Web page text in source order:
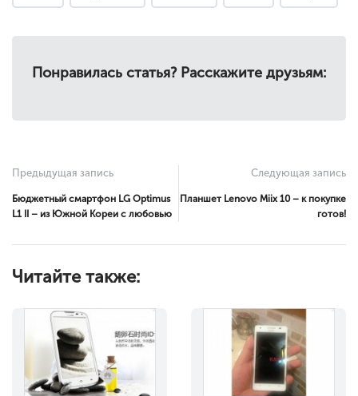
Понравилась статья? Расскажите друзьям:
Предыдущая запись
Бюджетный смартфон LG Optimus
L1 II – из Южной Кореи с любовью
Следующая запись
Планшет Lenovo Miix 10 – к покупке
готов!
Читайте также: